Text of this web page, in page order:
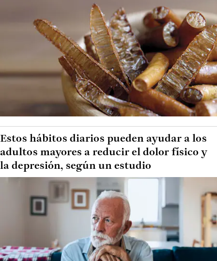
Estos hábitos diarios pueden ayudar a los
adultos mayores a reducir el dolor físico y
la depresión, según un estudio